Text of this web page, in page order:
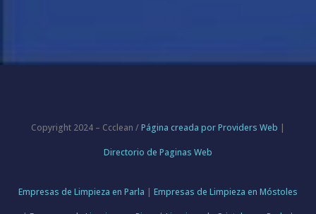
Copyright 2024 – Ccclean / Página creada por Providers Web |
Directorio de Paginas Web
Empresas de Limpieza en Parla | Empresas de Limpieza en Móstoles